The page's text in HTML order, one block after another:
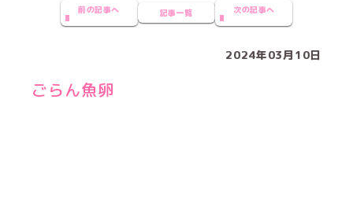
前の記事へ 記事一覧 次の記事へ
2024年03月10日
ごらん魚卵